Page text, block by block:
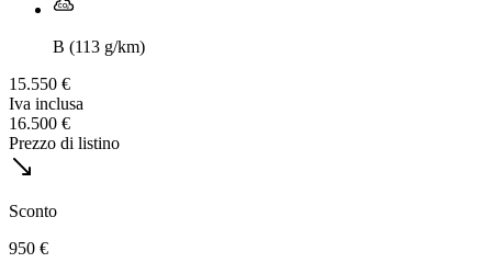
B (113 g/km)
15.550 €
Iva inclusa
16.500 €
Prezzo di listino
Sconto
950 €